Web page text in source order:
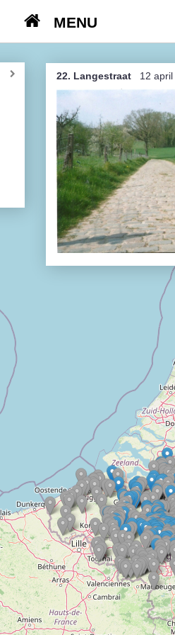
MENU
Kasseien
België / Duitsland /
Hoogtepunten
Soeperlange tocht
Afleveringen
Bounding Boxes
Ambiance, ambiance,
Schapentocht
Het lossen van de kunst
Kerkstraten
7 rollen van Steven
Dodentocht
Redelijk slecht weer
In vogelvlucht
22. Langestraat 12